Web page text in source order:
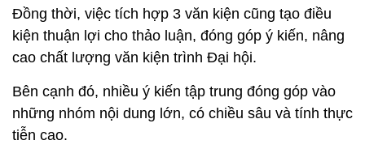
Đồng thời, việc tích hợp 3 văn kiện cũng tạo điều
kiện thuận lợi cho thảo luận, đóng góp ý kiến, nâng
cao chất lượng văn kiện trình Đại hội.
Bên cạnh đó, nhiều ý kiến tập trung đóng góp vào
những nhóm nội dung lớn, có chiều sâu và tính thực
tiễn cao.